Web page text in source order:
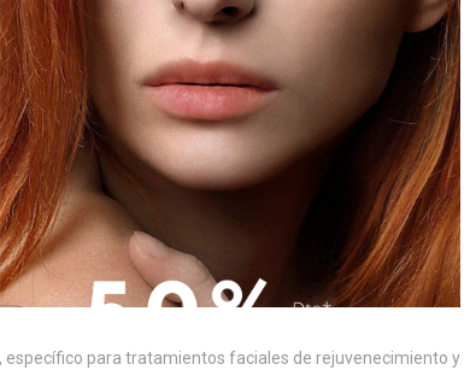
específico para tratamientos faciales de rejuvenecimiento y